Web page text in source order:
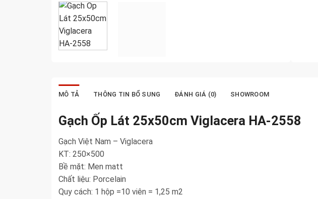
MÔ TẢ THÔNG TIN BỔ SUNG ĐÁNH GIÁ (0) SHOWROOM
Gạch Ốp Lát 25x50cm Viglacera HA-2558
Gạch Việt Nam – Viglacera
KT: 250×500
Bề mặt: Men matt
Chất liệu: Porcelain
Quy cách: 1 hộp =10 viên = 1,25 m2